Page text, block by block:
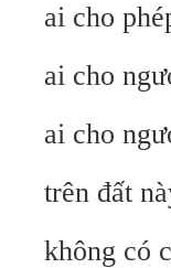
ai cho
ai cho
ai cho
trên đất
không có